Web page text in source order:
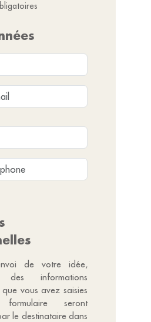
de votre idée,
des informations
vous avez saisies
seront
le destinataire dans